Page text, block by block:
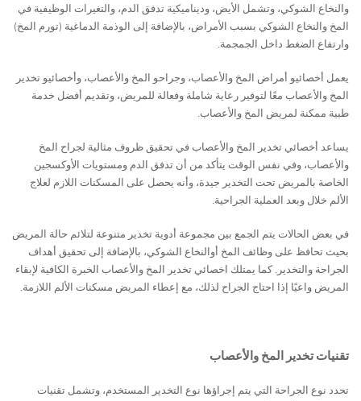
والنخاع الشوكي، وتشمل الأيض، وديناميكية تدفق الدم، والتغيرات الوظيفية في
المخ والنخاع الشوكي بسبب الأمراض، بالإضافة إلى الوذمة الدماغية (تورم المخ)
وارتفاع الضغط داخل الجمجمة.
يعمل أخصائيو أمراض المخ والأعصاب، وجراحو المخ والأعصاب، وأخصائيو تخدير
المخ والأعصاب معًا لتوفير رعاية شاملة وفعالة للمريض، وتقديم أفضل خدمة
طبية ممكنة لمريض المخ والأعصاب.
يساعد أخصائي تخدير المخ والأعصاب في تحقيق ظروف مثالية لجراح المخ
والأعصاب، وفي نفس الوقت يتأكد من أن تدفق الدم ومستويات الأوكسجين
الخاصة بالمريض تحت التخدير جيدة، وأنه يحصل على المسكنات اللازم لعلاج
الألم خلال وبعد العملية الجراحية.
في بعض الحالات يتم الجمع بين مجموعة أدوية تخدير متنوعة لتلائم حالة المريض
بحيث تحافظ على وظائف المخ أوالنخاع الشوكي، بالإضافة إلى تحقيق أهداف
الجراحة والتخدير. كما يمتلك اخصائي تخدير المخ والأعصاب الخبرة الكافية لإبقاء
المريض واعيًا إذا احتاج الجراح لذلك، مع إعطاء المريض مسكنات الألم اللازمة.
تقنيات تخدير المخ والأعصاب
تحدد نوع الجراحة التي يتم إجراؤها نوع التخدير المستخدم، وتشمل تقنيات